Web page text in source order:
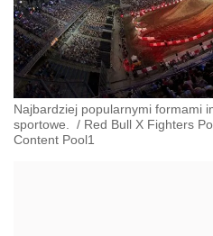
Najbardziej popularnymi formami
sportowe. / Red Bull X Fighters
Content Pool1